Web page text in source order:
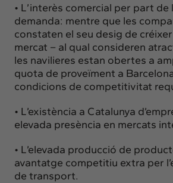
• L’interès comercial per part de
demanda: mentre que les
constaten el seu desig de
mercat – al qual consideren
les navilieres estan obertes a
quota de proveïment a
condicions de competitivitat
• L’existència a Catalunya
elevada presència en mercats
• L’elevada producció de
avantatge competitiu extra per
de transport.